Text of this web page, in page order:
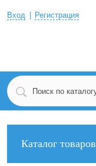
Вход Регистрация
Каталог товаров